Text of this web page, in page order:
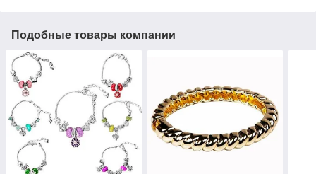
Подобные товары компании